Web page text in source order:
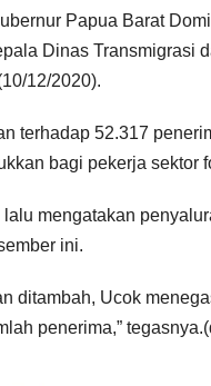
Papua Barat
Dinas Transmigrasi
12/2020).
terhadap 52.317
bagi pekerja sektor
mengatakan
ini.
ditambah, Ucok
penerima,”